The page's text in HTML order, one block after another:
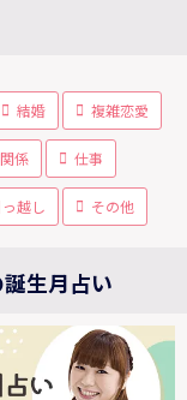
結婚 複雑恋愛
係 仕事
越し その他
生月占い